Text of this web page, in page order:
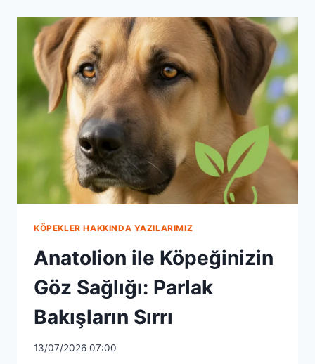
GELIŞIMI
VE
OYUNLARI
KÖPEKLER HAKKINDA YAZILARIMIZ
Anatolion ile Köpeğinizin
Göz Sağlığı: Parlak
Bakışların Sırrı
13/07/2026 07:00